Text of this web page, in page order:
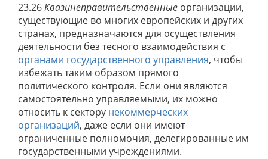
23.26Квазинеправительственные организации,
существующие во многих европейских и других
странах, предназначаются для осуществления
деятельности без тесного взаимодействия с
органами государственного управления, чтобы
избежать таким образом прямого
политического контроля. Если они являются
самостоятельно управляемыми, их можно
относить к сектору некоммерческих
организаций, даже если они имеют
ограниченные полномочия, делегированные им
государственными учреждениями.